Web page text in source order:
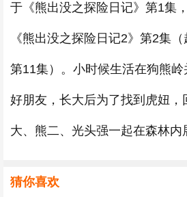
于《熊出没之探险日记》第1集
《熊出没之探险日记2》第2集
第11集）。小时候生活在狗熊
好朋友，长大后为了找到虎妞，
大、熊二、光头强一起在森林内
猜你喜欢